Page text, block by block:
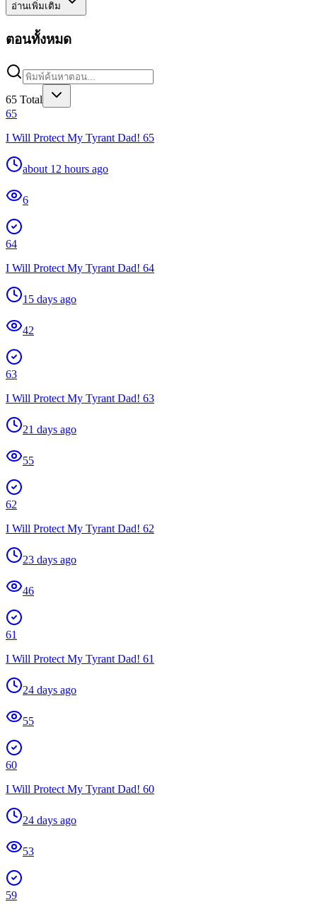
อ่านเพิ่มเติม
ตอนทั้งหมด
65 Total
65
I Will Protect My Tyrant Dad! 65
about 12 hours ago
6
64
I Will Protect My Tyrant Dad! 64
15 days ago
42
63
I Will Protect My Tyrant Dad! 63
21 days ago
55
62
I Will Protect My Tyrant Dad! 62
23 days ago
46
61
I Will Protect My Tyrant Dad! 61
24 days ago
55
60
I Will Protect My Tyrant Dad! 60
24 days ago
53
59